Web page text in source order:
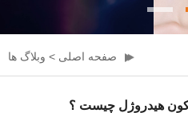
صفحه اصلی > وبلاگ ها
هیدروژل چیست ؟